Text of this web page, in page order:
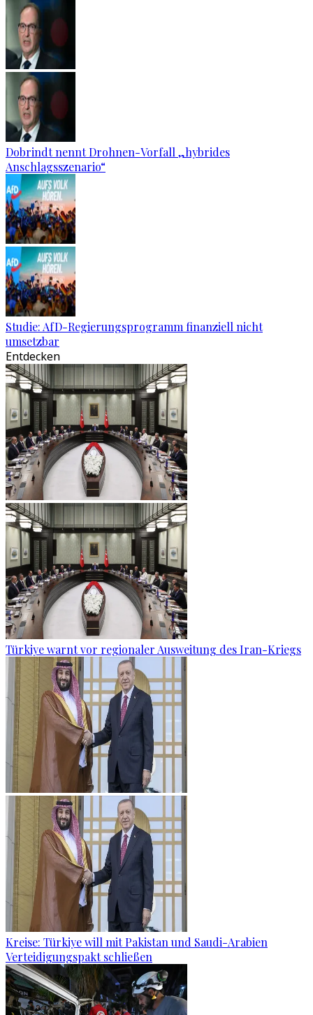
Dobrindt nennt Drohnen-Vorfall „hybrides
Anschlagsszenario“
Studie: AfD-Regierungsprogramm finanziell nicht
umsetzbar
Entdecken
Türkiye warnt vor regionaler Ausweitung des Iran-Kriegs
Kreise: Türkiye will mit Pakistan und Saudi-Arabien
Verteidigungspakt schließen